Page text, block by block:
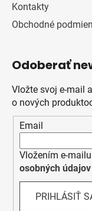
Kontakty
Obchodné
Odoberať
Vložte svoj e-mail
o nových
Email
Vložením e-
osobných údajov
PRIHLÁSIŤ